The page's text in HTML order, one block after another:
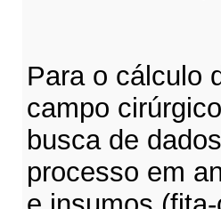
Para o cálculo
campo
busca de
processo em